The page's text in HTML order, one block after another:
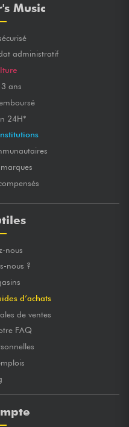
Music
administratif
ans
24H*
nous
nous ?
d’achats
de ventes
FAQ